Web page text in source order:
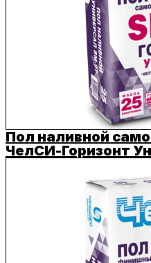
Пол наливной
ЧелСИ-Горизонт